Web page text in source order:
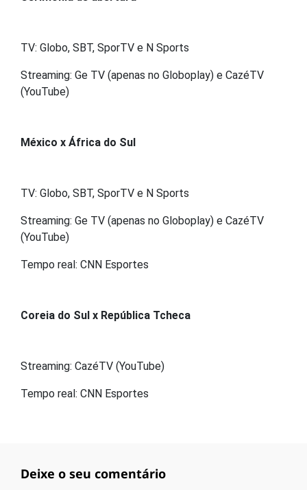
TV: Globo, SBT, SporTV e N Sports
Streaming: Ge TV (apenas no Globoplay) e CazéTV
(YouTube)
México x África do Sul
TV: Globo, SBT, SporTV e N Sports
Streaming: Ge TV (apenas no Globoplay) e CazéTV
(YouTube)
Tempo real: CNN Esportes
Coreia do Sul x República Tcheca
Streaming: CazéTV (YouTube)
Tempo real: CNN Esportes
Deixe o seu comentário